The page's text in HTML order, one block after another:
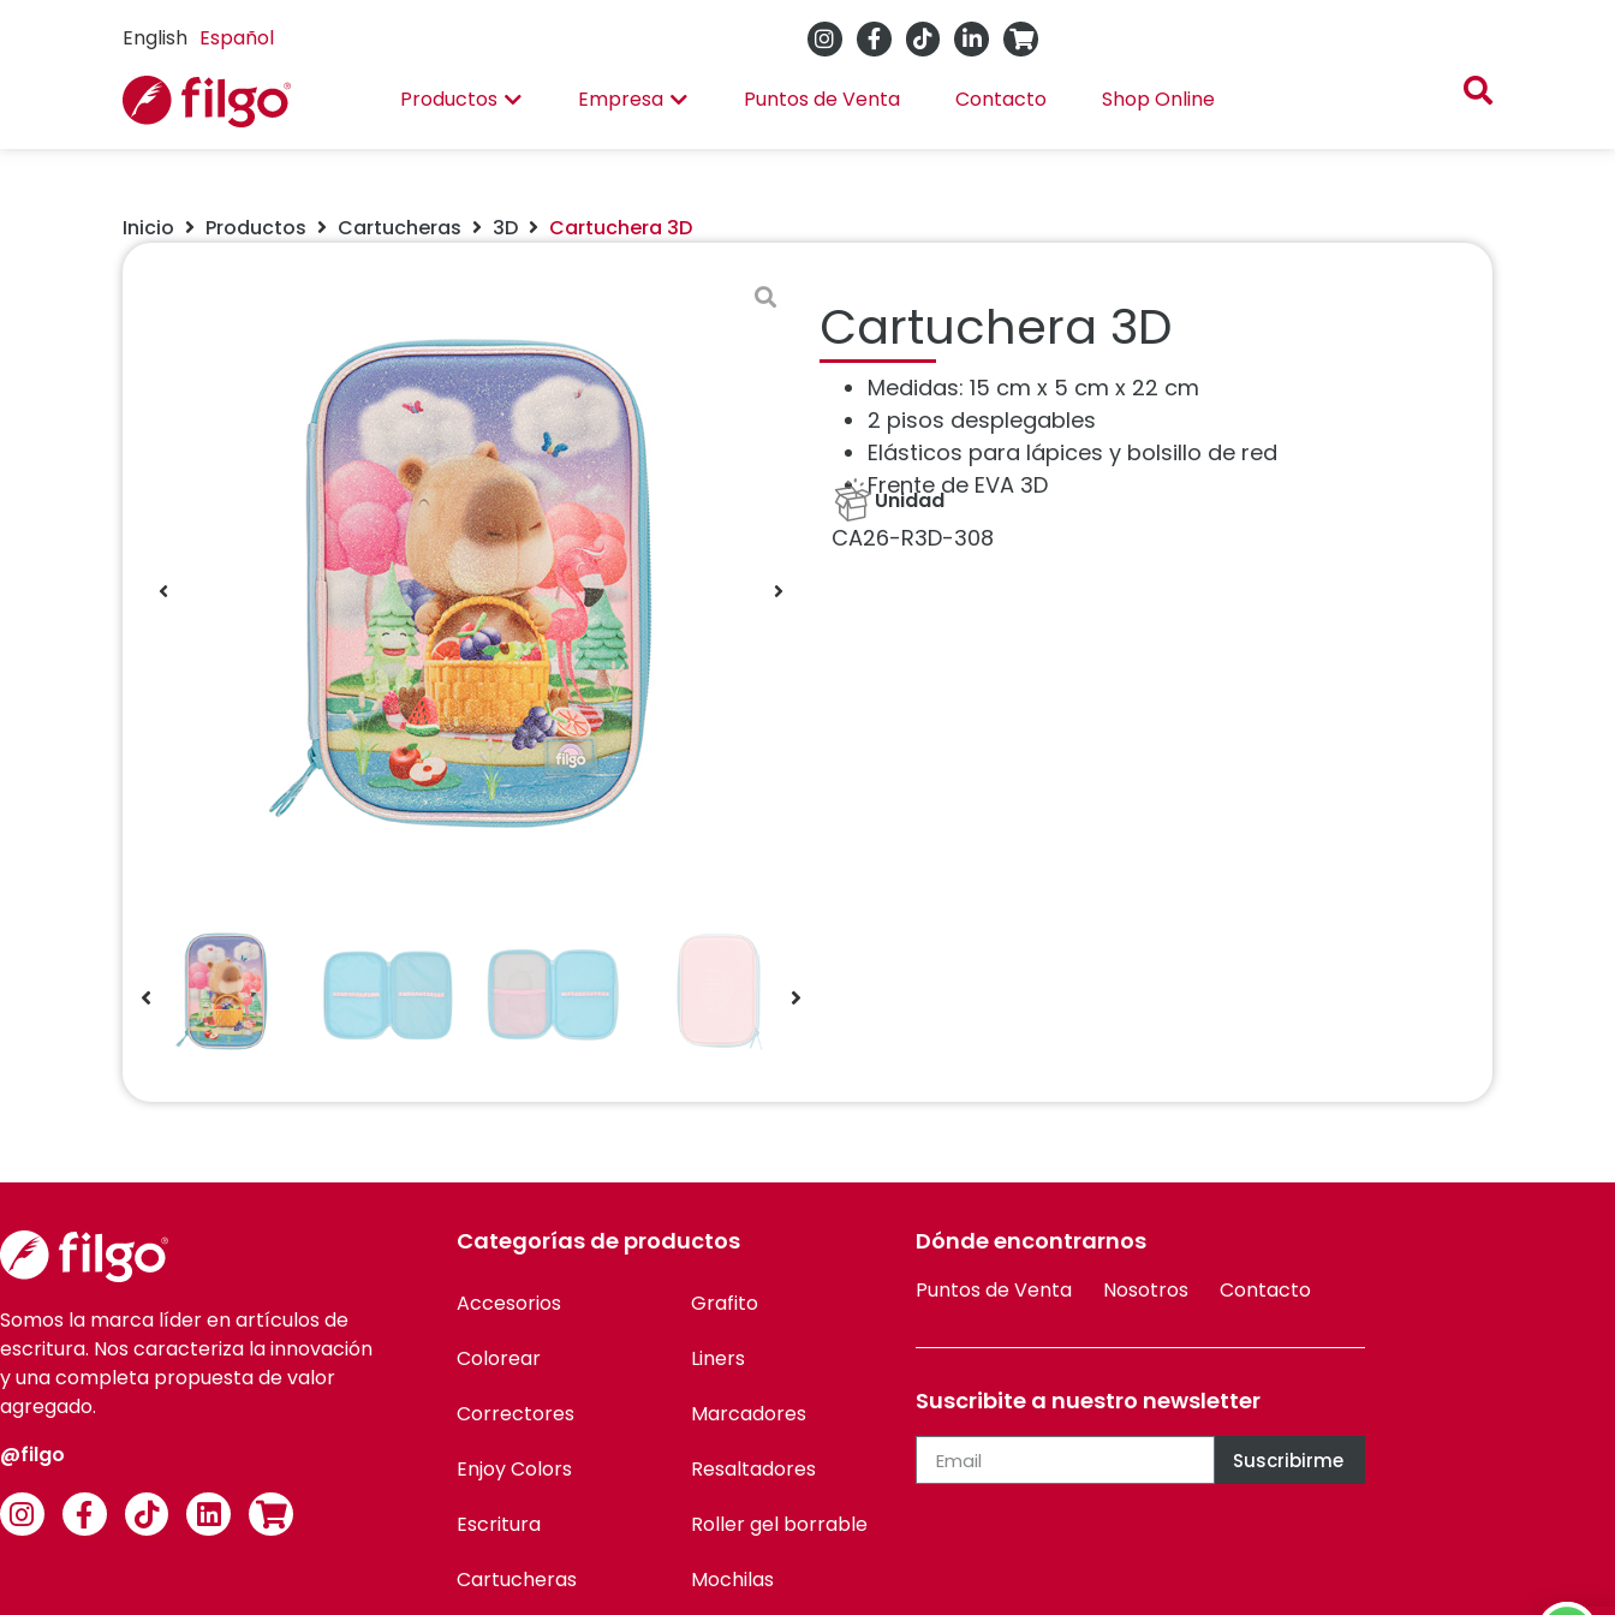
English Español
Productos Empresa Puntos de Venta Contacto Shop Online
Inicio Productos Cartucheras 3D Cartuchera 3D
Cartuchera 3D
Medidas: 15 cm x 5 cm x 22 cm
2 pisos desplegables
Elásticos para lápices y bolsillo de red
Frente de EVA 3D
Unidad
CA26-R3D-308
Somos la marca líder en artículos de
escritura. Nos caracteriza la innovación
y una completa propuesta de valor
agregado.
@filgo
Categorías de productos
Accesorios
Colorear
Correctores
Enjoy Colors
Escritura
Cartucheras
Grafito
Liners
Marcadores
Resaltadores
Roller gel borrable
Mochilas
Dónde encontrarnos
Puntos de Venta Nosotros Contacto
Suscribite a nuestro newsletter
Suscribirme